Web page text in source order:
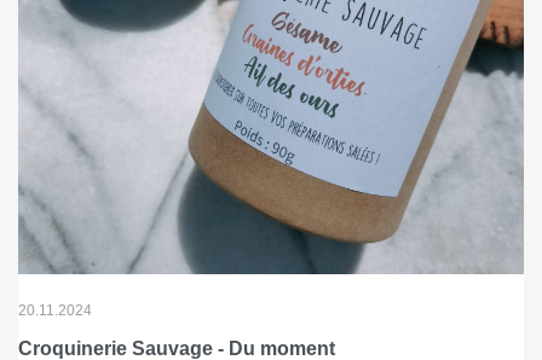
20.11.2024
Croquinerie Sauvage - Du moment